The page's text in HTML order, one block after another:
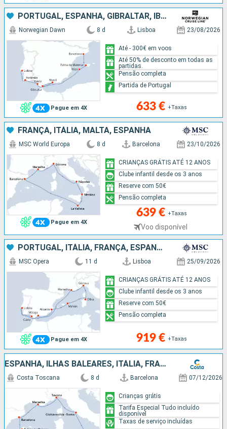
PORTUGAL, ESPANHA, GIBRALTAR, IBIZA, MAIORCA
Pague em 4X
Norwegian Dawn 8 d Lisboa 23/08/2026
633 € +Taxas
Até - 300€ em voos
Até 50% de desconto em todas as
partidas.
Pensão completa
Partida de Portugal
FRANÇA, ITÁLIA, MALTA, ESPANHA
Pague em 4X
MSC World Europa 8 d Barcelona 23/10/2026
639 € +Taxas
Voo disponível
CRIANÇAS GRÁTIS ATÉ 12 ANOS
Clube infantil desde os 3 anos
Reserve com 50€
Pensão completa
PORTUGAL, ITÁLIA, FRANÇA, ESPANHA
Pague em 4X
MSC Opera 11 d Lisboa 25/09/2026
919 € +Taxas
CRIANÇAS GRÁTIS ATÉ 12 ANOS
Clube infantil desde os 3 anos
Reserve com 50€
Pensão completa
ESPANHA, ILHAS BALEARES, ITÁLIA, FRANÇA
Costa Toscana 8 d Barcelona 07/12/2026
Crianças grátis
Tarifa Especial Tudo incluído
disponível
Taxas de serviço incluídas